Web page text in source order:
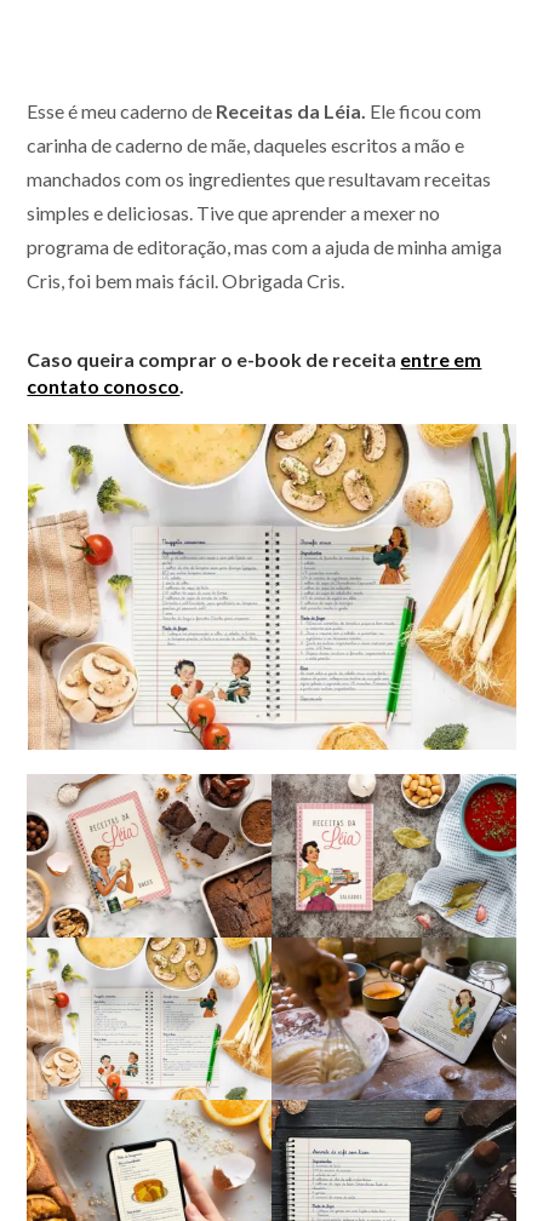
Esse é meu caderno de Receitas da Léia. Ele ficou com
carinha de caderno de mãe, daqueles escritos a mão e
manchados com os ingredientes que resultavam receitas
simples e deliciosas. Tive que aprender a mexer no
programa de editoração, mas com a ajuda de minha amiga
Cris, foi bem mais fácil. Obrigada Cris.
Caso queira comprar o e-book de receita entre em
contato conosco.